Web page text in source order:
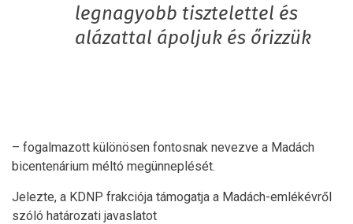
legnagyobb tisztelettel és
alázattal ápoljuk és őrizzük
– fogalmazott különösen fontosnak nevezve a Madách
bicentenárium méltó megünneplését.
Jelezte, a KDNP frakciója támogatja a Madách-emlékévről
szóló határozati javaslatot